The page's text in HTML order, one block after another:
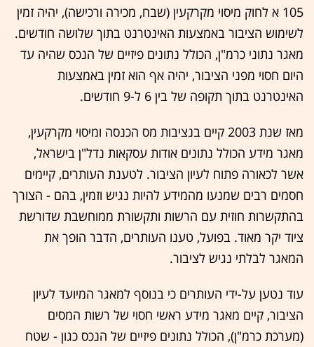
105 א לחוק מיסוי מקרקעין (שבח, מכירה ורכישה), יהיה זמין
לשימוש הציבור באמצעות האינטרנט בתוך שלושה חודשים.
מאגר נתוני כרמ"ן, הכולל נתונים פיזיים של הנכס שהיה עד
היום חסוי מפני הציבור, יהיה אף הוא זמין באמצעות
האינטרנט בתוך תקופה של בין 6 ל-9 חודשים.
מאז שנת 2003 קיים בנציבות מס הכנסה ומיסוי מקרקעין,
מאגר מידע הכולל נתונים אודות עסקאות נדל"ן בישראל,
אשר לכאורה פתוח לעיון הציבור. לטענת העותרים, קיימים
חסמים רבים שמנעו מהמידע להיות נגיש וזמין, בהם - הצורך
בהתקשרות חוזית עם הרשות ותקשורת ממוחשבת שדורשת
ציוד יקר מאוד. בפועל, טענו העותרים, הדבר הופך את
המאגר לבלתי נגיש לציבור.
עוד נטען על-ידי העותרים כי בנוסף למאגר המיועד לעיון
הציבור, קיים מאגר מידע ראשי חסוי של רשות המסים
(מערכת כרמ"ן), הכולל נתונים פיזיים של הנכס כגון - שטח